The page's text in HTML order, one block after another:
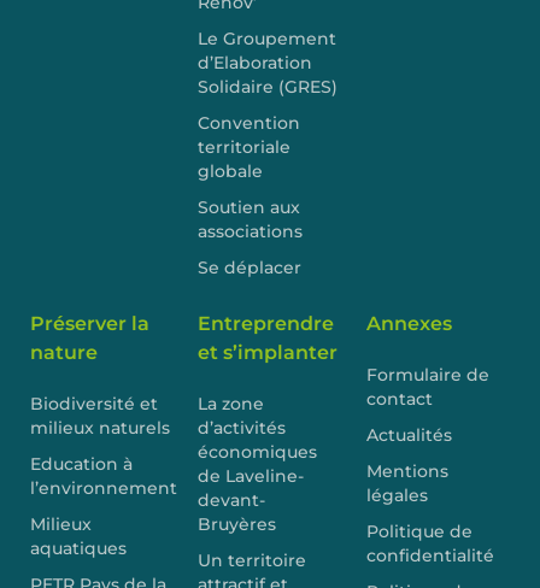
Le Groupement
d’Elaboration
Solidaire (GRES)
Convention
territoriale
globale
Soutien aux
associations
Se déplacer
Préserver la
nature
Biodiversité et
milieux naturels
Education à
l’environnement
Milieux
aquatiques
Entreprendre
et s’implanter
La zone
d’activités
économiques
de Laveline-
devant-
Bruyères
Un territoire
Annexes
Formulaire de
contact
Actualités
Mentions
légales
Politique de
confidentialité